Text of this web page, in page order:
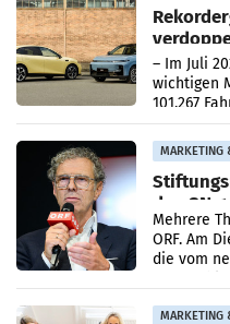
– Im Juli
wichtigen
101.267
Ergebnis
MARKETING
den SN
Mehrere
ORF. Am
die vom
MARKETING